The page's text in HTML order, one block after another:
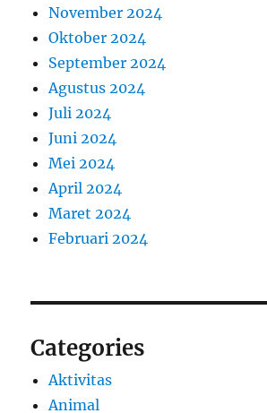
November 2024
Oktober 2024
September 2024
Agustus 2024
Juli 2024
Juni 2024
Mei 2024
April 2024
Maret 2024
Februari 2024
Categories
Aktivitas
Animal